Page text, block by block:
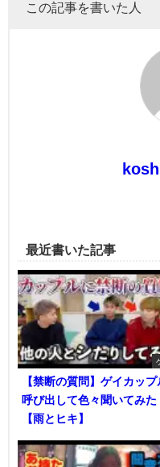
この記事を書いた人
最近書いた記事
【禁断の質問】ゲイカップ
呼び出して色々聞いてみた
【雨とヒキ】